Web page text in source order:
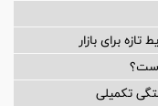
برای بازار
تکمیلی